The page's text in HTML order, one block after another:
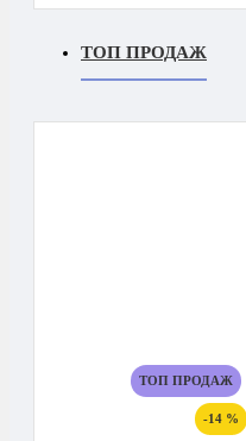
ТОП ПРОДАЖ
ТОП ПРОДАЖ
-14 %